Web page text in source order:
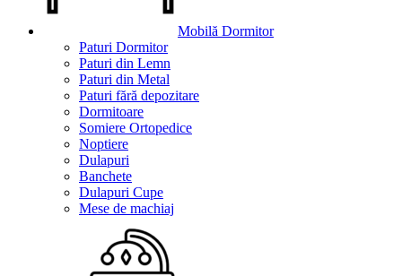
Mobilă Dormitor
Paturi Dormitor
Paturi din Lemn
Paturi din Metal
Paturi fără depozitare
Dormitoare
Somiere Ortopedice
Noptiere
Dulapuri
Banchete
Dulapuri Cupe
Mese de machiaj